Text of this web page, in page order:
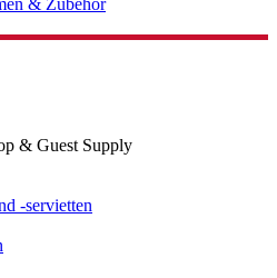
& Zubehör
& Guest Supply
-servietten